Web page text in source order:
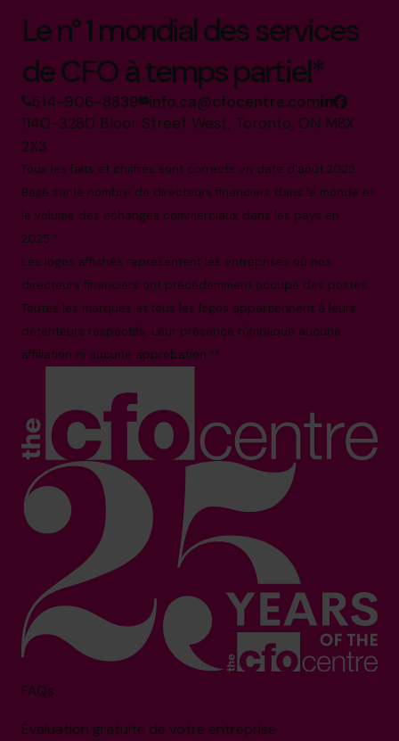
Le n° 1 mondial des services
de CFO à temps partiel*
514-906-8839 info.ca@cfocentre.com
1140-3280 Bloor Street West, Toronto, ON M8X
2X3
Tous les faits et chiffres sont corrects en date d'août 2025.
Basé sur le nombre de directeurs financiers dans le monde et
le volume des échanges commerciaux dans les pays en
2025.*
Les logos affichés représentent les entreprises où nos
directeurs financiers ont précédemment occupé des postes.
Toutes les marques et tous les logos appartiennent à leurs
détenteurs respectifs. Leur présence n'implique aucune
affiliation ni aucune approbation.**
FAQs
Évaluation gratuite de votre entreprise